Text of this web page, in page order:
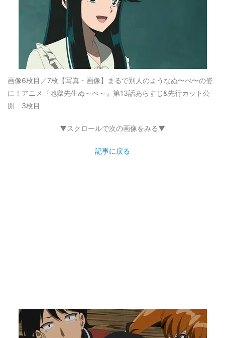
画像6枚目／7枚 【写真・画像】まるで別人のようなぬ〜べ〜の姿
に！アニメ『地獄先生ぬ～べ～』第13話あらすじ&先行カット公
開 3枚目
▼スクロールで次の画像をみる▼
記事に戻る